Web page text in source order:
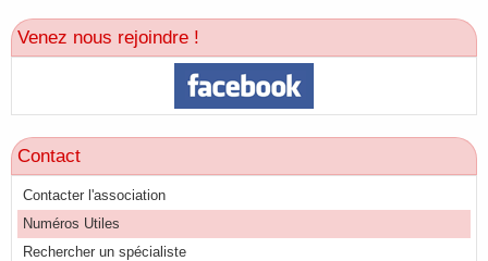
Venez nous rejoindre !
Contact
Contacter l'association
Numéros Utiles
Rechercher un spécialiste